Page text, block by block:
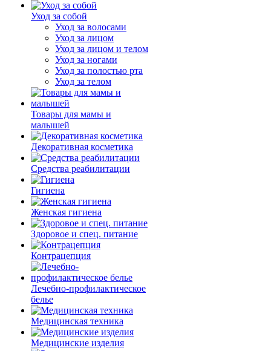
Уход за собой
Уход за волосами
Уход за лицом
Уход за лицом и телом
Уход за ногами
Уход за полостью рта
Уход за телом
Товары для мамы и
малышей
Декоративная косметика
Средства реабилитации
Гигиена
Женская гигиена
Здоровое и спец. питание
Контрацепция
Лечебно-профилактическое
белье
Медицинская техника
Медицинские изделия